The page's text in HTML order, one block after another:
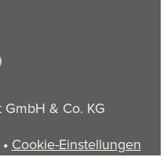
& Co. KG
• Cookie-Einstellungen